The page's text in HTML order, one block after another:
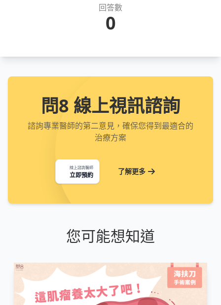
回答數
0
問8 線上視訊諮詢
諮詢專業醫師的第二意見，確保您得到最適合的
治療方案
線上諮詢醫師
立即預約 了解更多
您可能想知道